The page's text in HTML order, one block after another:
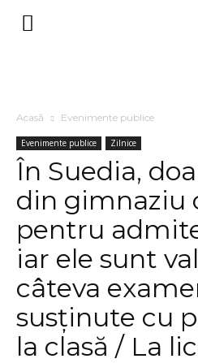
Acasă Evenimente publice
Evenimente publice Zilnice
În Suedia,
din gimnaziu
pentru
iar ele sunt
câteva
susținute cu
la clasă / La